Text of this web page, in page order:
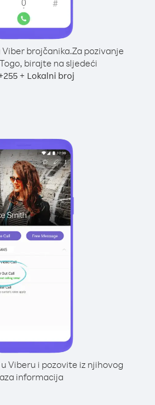
brojčanika.Za pozivanje
birajte na sljedeći
255+ Lokalni broj
Viberu i pozovite iz njihovog
informacija